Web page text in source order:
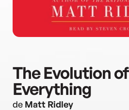
The Evolution of
Everything
de Matt Ridley